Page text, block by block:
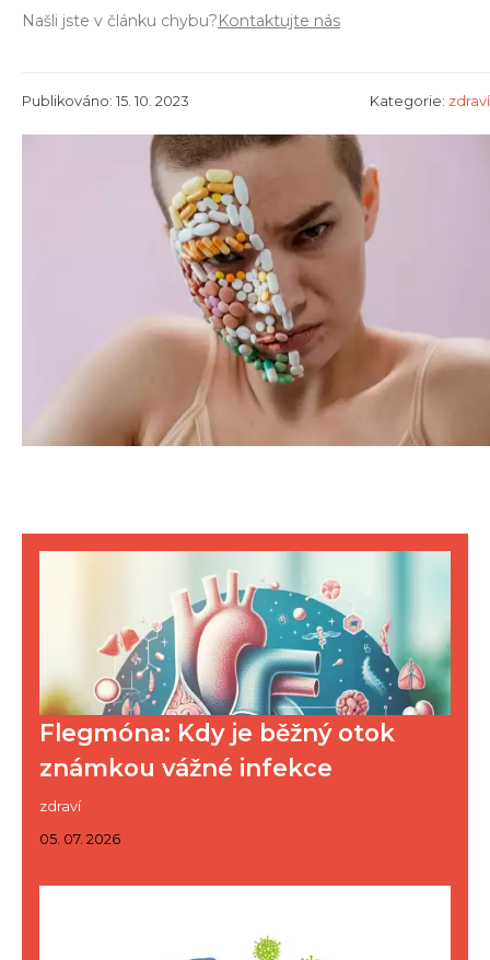
Našli jste v článku chybu?Kontaktujte nás
Publikováno: 15. 10. 2023 Kategorie: zdraví
Flegmóna: Kdy je běžný otok
známkou vážné infekce
zdraví
05. 07. 2026